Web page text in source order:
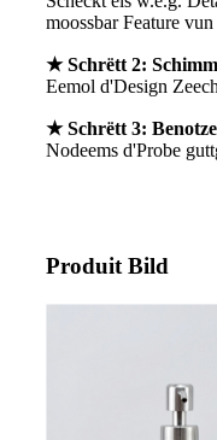
moossbar Feature
★ Schrëtt 2:
Eemol d'Design
★ Schrëtt 3:
Nodeems d'Probe
Produit Bild